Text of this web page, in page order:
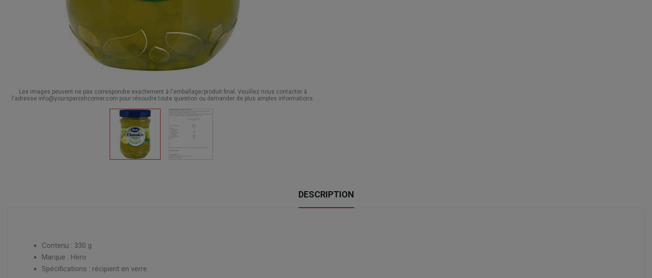
Les images peuvent ne pas correspondre exactement à l'emballage/produit final. Veuillez nous contacter à
l'adresse info@yourspanishcorner.com pour résoudre toute question ou demander de plus amples informations.
DESCRIPTION
Contenu : 330 g
Marque : Hero
Spécifications : récipient en verre